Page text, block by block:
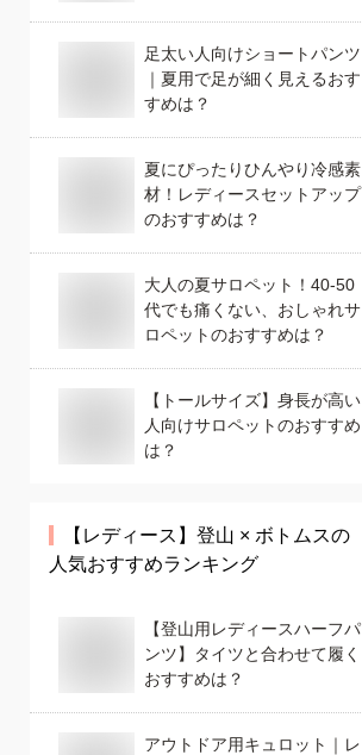
足太い人向けショートパンツ
｜夏用で足が細く見えるおす
すめは？
夏にぴったりひんやり冷感素
材！レディースセットアップ
のおすすめは？
大人の夏サロペット！40-50
代でも痛くない、おしゃれサ
ロペットのおすすめは？
【トールサイズ】身長が高い
人向けサロペットのおすすめ
は？
【レディース】 登山 × ボトムスの
人気おすすめランキング
【登山用レディースハーフパ
ンツ】タイツと合わせて履く
おすすめは？
アウトドア用キュロット｜レ